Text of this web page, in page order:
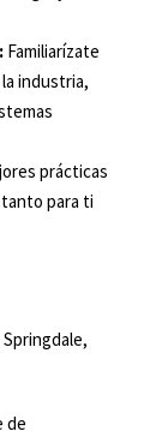
Familiarízate
industria,
prácticas
para ti
de